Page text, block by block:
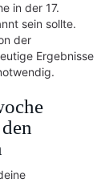
in der 17.
sein sollte.
der
Ergebnisse